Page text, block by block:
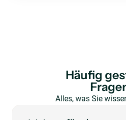
Häufig
Alles, was Sie